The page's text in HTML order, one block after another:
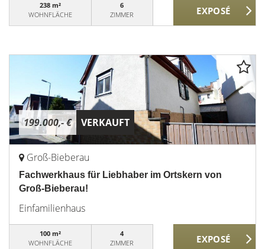
238 m²
WOHNFLÄCHE
6
ZIMMER
199.000,- € VERKAUFT
Groß-Bieberau
Fachwerkhaus für Liebhaber im Ortskern von
Groß-Bieberau!
Einfamilienhaus
100 m²
WOHNFLÄCHE
4
ZIMMER